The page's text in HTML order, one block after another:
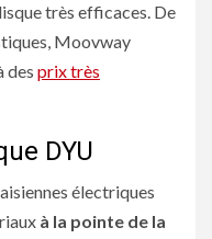
très efficaces. De
Moovway
des prix très
DYU
électriques
à la pointe de la